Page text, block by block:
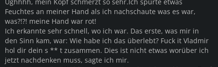
Feuchtes an meiner Hand als ich nachschaute was es war,
was?!?! meine Hand war rot!
Ich erkannte sehr schnell, wo ich war. Das erste, was mir in
den Sinn kam, war: Wie habe ich das überlebt? Fuck it Vladmir
hol dir dein s ** t zusammen. Dies ist nicht etwas worüber ich
jetzt nachdenken muss, sagte ich mir.